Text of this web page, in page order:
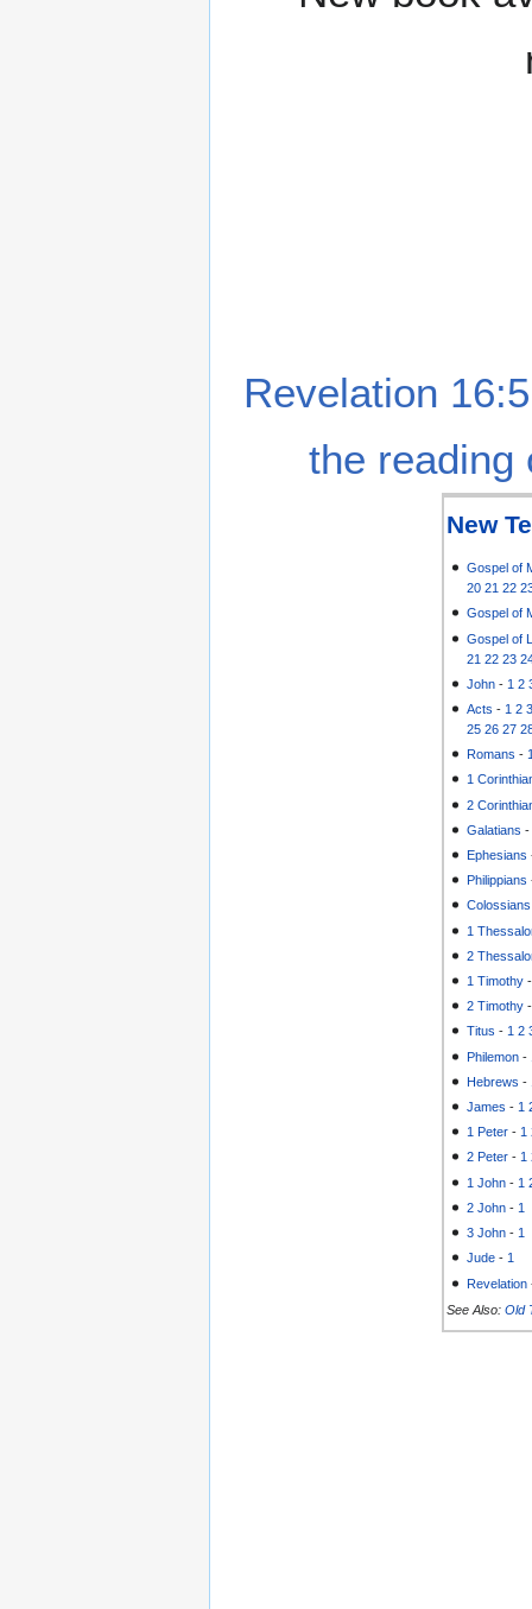
Revelation
the reading
New
Gospel of
20 21 22
Gospel of
Gospel of
21 22 23
John - 1 2
Acts - 1 2
25 26 27
Romans -
1
2
Galatians
Ephesians
Philippians
Colossians
1
2
1 Timothy
2 Timothy
Titus -1 2
Philemon -
Hebrews -
James - 1
1 Peter - 1
2 Peter -1
1 John - 1
2 John - 1
3 John - 1
Jude - 1
Revelation
See Also: Old